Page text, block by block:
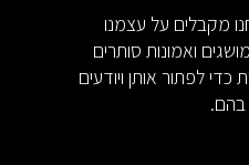
מקבלים על עצמנו
ואמונות סותרים
לפתור אותן ויודעים
בהם.